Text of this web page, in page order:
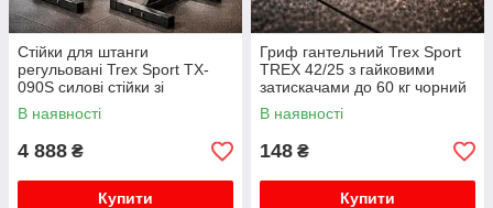
Стійки для штанги
регульовані Trex Sport TX-
090S силові стійки зі
страховкою до 200 кг
В наявності
4 888 ₴
Купити
Гриф гантельний Trex Sport
TREX 42/25 з гайковими
затискачами до 60 кг чорний
пластик
В наявності
148 ₴
Купити